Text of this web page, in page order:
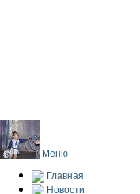
Меню
Главная
Новости